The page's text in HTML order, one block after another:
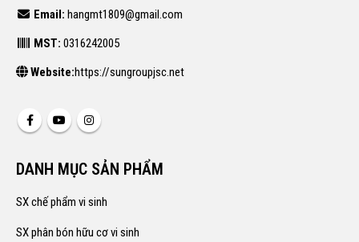
Email: hangmt1809@gmail.com
MST: 0316242005
Website:https://sungroupjsc.net
DANH MỤC SẢN PHẨM
SX chế phẩm vi sinh
SX phân bón hữu cơ vi sinh